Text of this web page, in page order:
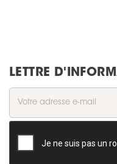
LETTRE